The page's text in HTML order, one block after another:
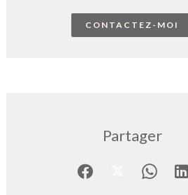
CONTACTEZ-MOI
Partager